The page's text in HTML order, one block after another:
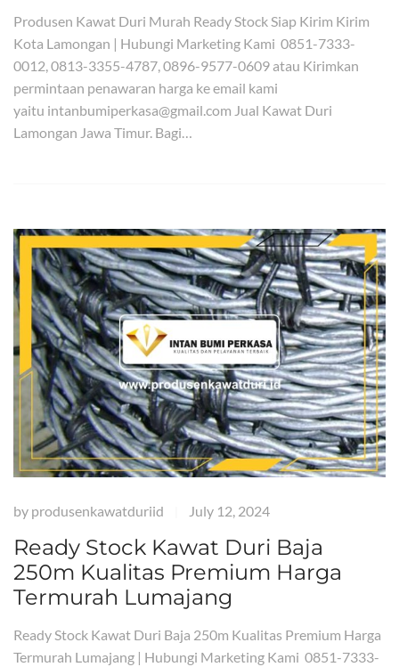
Produsen Kawat Duri Murah Ready Stock Siap Kirim Kirim
Kota Lamongan | Hubungi Marketing Kami 0851-7333-
0012, 0813-3355-4787, 0896-9577-0609 atau Kirimkan
permintaan penawaran harga ke email kami
yaitu intanbumiperkasa@gmail.com Jual Kawat Duri
Lamongan Jawa Timur. Bagi…
by produsenkawatduriid July 12, 2024
Ready Stock Kawat Duri Baja
250m Kualitas Premium Harga
Termurah Lumajang
Ready Stock Kawat Duri Baja 250m Kualitas Premium Harga
Termurah Lumajang | Hubungi Marketing Kami 0851-7333-